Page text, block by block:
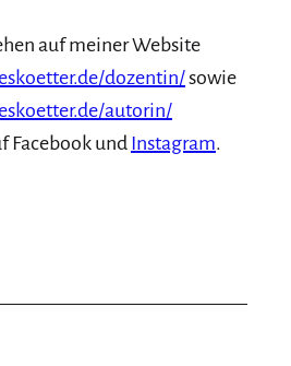
auf meiner Website
dozentin/sowie
autorin/
Facebook und Instagram.